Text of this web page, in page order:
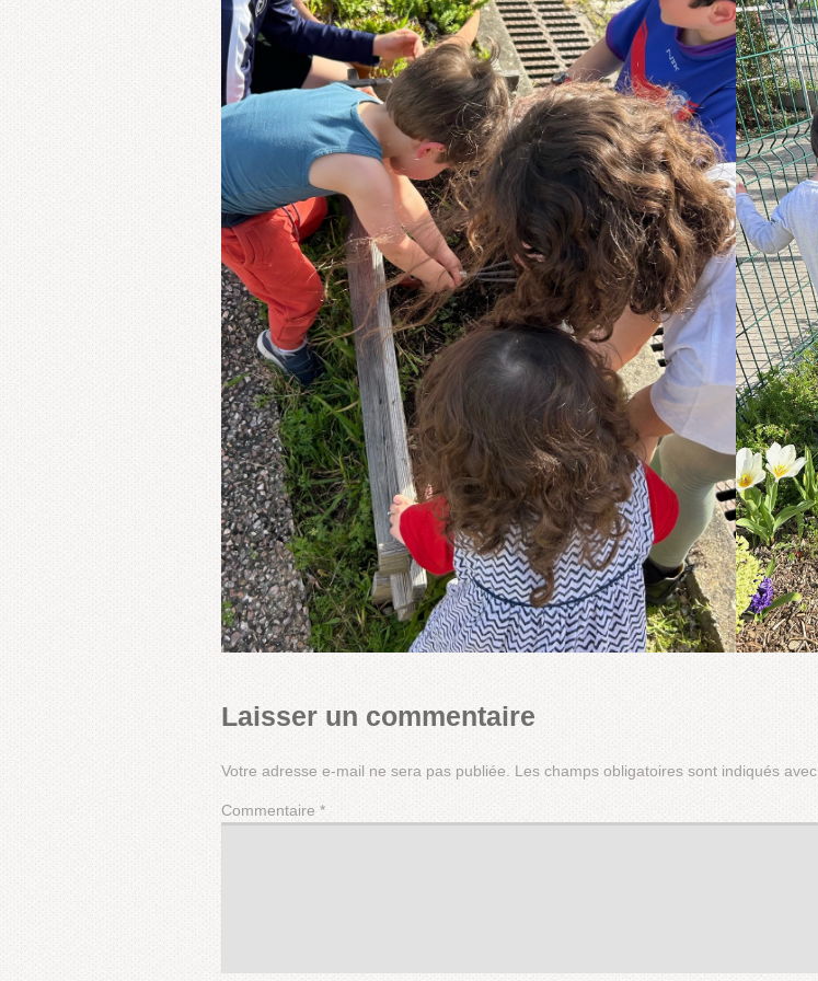
Laisser un commentaire
Votre adresse e-mail ne sera pas publiée. Les champs obligatoires sont indiqués avec
Commentaire *